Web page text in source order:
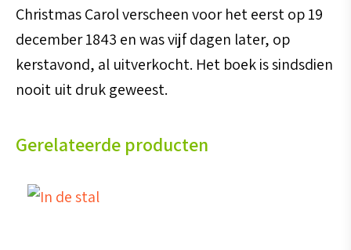
Christmas Carol verscheen voor het eerst op 19
december 1843 en was vijf dagen later, op
kerstavond, al uitverkocht. Het boek is sindsdien
nooit uit druk geweest.
Gerelateerde producten